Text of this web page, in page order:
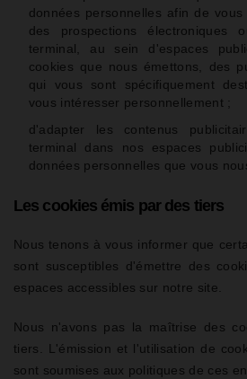
données personnelles afin de vous
des prospections électroniques
terminal, au sein d'espaces
cookies que nous émettons, des
qui vous sont spécifiquement
vous intéresser personnellement ;
d'adapter les contenus
terminal dans nos espaces
données personnelles que vous
Les cookies émis par des tiers
Nous tenons à vous informer que
sont susceptibles d'émettre des
espaces accessibles sur notre site.
Nous n'avons pas la maîtrise des
tiers. L'émission et l'utilisation de
sont soumises aux politiques de ces